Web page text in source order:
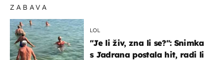
ZABAVA
LOL
"Je li živ, zna li se?": Snimka
s Jadrana postala hit, radi li